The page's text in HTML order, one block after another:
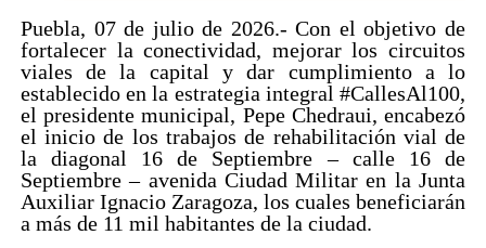
Puebla, 07 de julio de 2026.- Con el objetivo de
fortalecer la conectividad, mejorar los circuitos
viales de la capital y dar cumplimiento a lo
establecido en la estrategia integral #CallesAl100,
el presidente municipal, Pepe Chedraui, encabezó
el inicio de los trabajos de rehabilitación vial de
la diagonal 16 de Septiembre – calle 16 de
Septiembre – avenida Ciudad Militar en la Junta
Auxiliar Ignacio Zaragoza, los cuales beneficiarán
a más de 11 mil habitantes de la ciudad.